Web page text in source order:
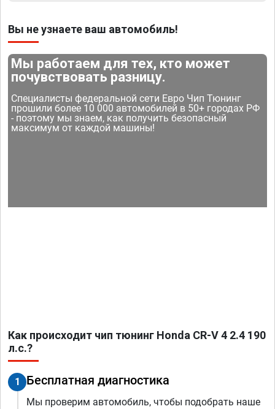
Вы не узнаете ваш автомобиль!
Мы работаем для тех, кто может
почувствовать разницу.
Специалисты федеральной сети Евро Чип Тюнинг
прошили более 10 000 автомобилей в 50+ городах РФ
- поэтому мы знаем, как получить безопасный
максимум от каждой машины!
Как происходит чип тюнинг Honda CR-V 4 2.4 190
л.с.?
1 Бесплатная диагностика
Мы проверим автомобиль, чтобы подобрать наше